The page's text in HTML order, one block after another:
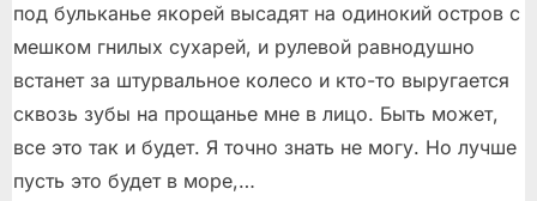
под бульканье якорей высадят на одинокий остров с
мешком гнилых сухарей, и рулевой равнодушно
встанет за штурвальное колесо и кто-то выругается
сквозь зубы на прощанье мне в лицо. Быть может,
все это так и будет. Я точно знать не могу. Но лучше
пусть это будет в море,…